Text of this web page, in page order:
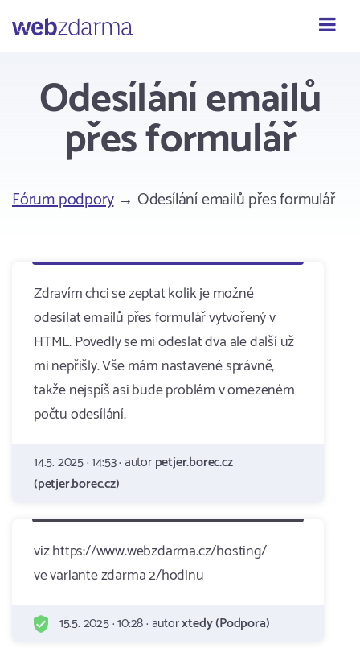
Webzdarma
Odesílání emailů
přes formulář
Fórum podpory→ Odesílání emailů přes formulář
Zdravím chci se zeptat kolik je možné
odesílat emailů přes formulář vytvořený v
HTML. Povedly se mi odeslat dva ale další už
mi nepřišly. Vše mám nastavené správně,
takže nejspíš asi bude problém v omezeném
počtu odesílání.
14.5. 2025 · 14:53 · autorpetjer.borec.cz
(petjer.borec.cz)
viz https://www.webzdarma.cz/hosting/
ve variante zdarma 2/hodinu
15.5. 2025 · 10:28 · autorxtedy (Podpora)